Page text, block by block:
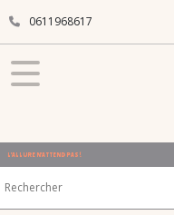
0611968617
L'ALLURE N'ATTEND PAS !